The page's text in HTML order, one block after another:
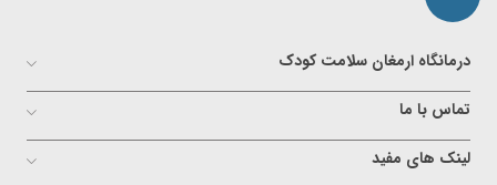
درمانگاه ارمغان سلامت کودک
تماس با ما
لینک های مفید